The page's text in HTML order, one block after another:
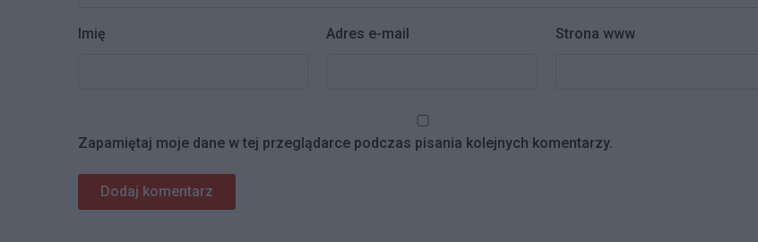
Imię Adres e-mail Strona www
Zapamiętaj moje dane w tej przeglądarce podczas pisania kolejnych komentarzy.